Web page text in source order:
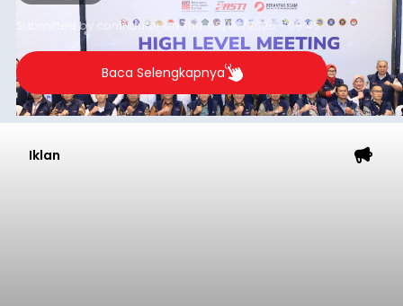
Submitted by contributoronThu, 08/06/2026 - 09:45
Baca Selengkapnya
Iklan